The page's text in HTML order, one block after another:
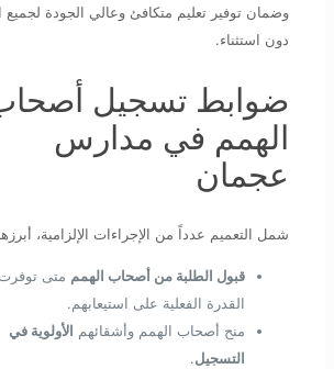
وضمان توفير تعليم متكافئ وعالي الجودة لجميع
دون استثناء.
ضوابط تسجيل
الهمم في مدارس
عجمان
شمل التعميم عدداً من الإجراءات الإلزامية،
قبول الطلبة من أصحاب الهمم متى توفرت
القدرة الفعلية على استيعابهم.
منح أصحاب الهمم وأشقائهم الأولوية في
التسجيل.